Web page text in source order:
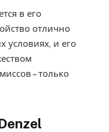
в его
отлично
условиях, и его
– только